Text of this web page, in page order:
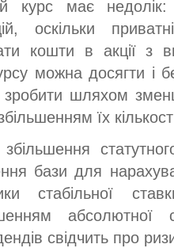
курс має
оскільки
кошти в акції з
можна досягти і
шляхом
їх
бази для
стабільної
абсолютної
свідчить про